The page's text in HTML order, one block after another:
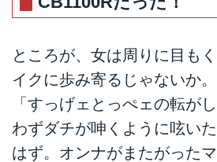
ところが、女は周りに目も
イクに歩み寄るじゃないか。
「すっげェとっぺェの転が
わずダチが呻くように呟い
はず。オンナがまたがった